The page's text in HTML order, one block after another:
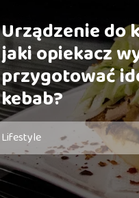
Urządzenie do
jaki opiekacz
przygotować
kebab?
Lifestyle